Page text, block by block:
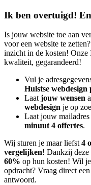
Ik ben overtuigd!
Is jouw website toe aan
voor een website te
inzicht in de kosten! Onze
kwaliteit, gegarandeerd!
Vul je
Hulstse webdesign
Laat jouw wensen
webdesign je op
Laat jouw
minuut 4 offertes.
Wij sturen je maar liefst 4
vergelijken! Dankzij deze
60% op hun kosten! Wil
opdracht? Vraag direct
antwoord.